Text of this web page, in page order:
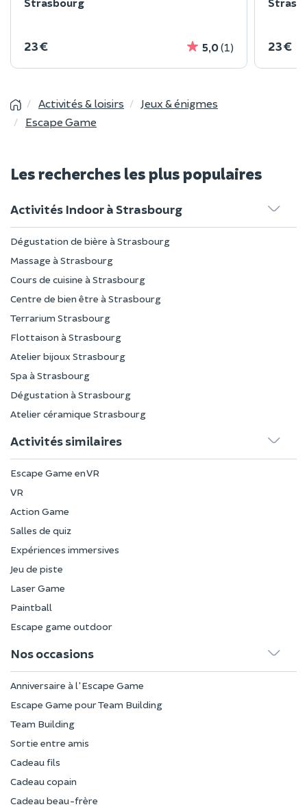
23 € 5,0(1) 23 €
Activités & loisirs
Jeux & énigmes
Escape Game
Les recherches les plus populaires
Activités Indoor à Strasbourg
Dégustation de bière à Strasbourg
Massage à Strasbourg
Cours de cuisine à Strasbourg
Centre de bien être à Strasbourg
Terrarium Strasbourg
Flottaison à Strasbourg
Atelier bijoux Strasbourg
Spa à Strasbourg
Dégustation à Strasbourg
Atelier céramique Strasbourg
Activités similaires
Escape Game en VR
VR
Action Game
Salles de quiz
Expériences immersives
Jeu de piste
Laser Game
Paintball
Escape game outdoor
Nos occasions
Anniversaire à l'Escape Game
Escape Game pour Team Building
Team Building
Sortie entre amis
Cadeau fils
Cadeau copain
Cadeau beau-frère